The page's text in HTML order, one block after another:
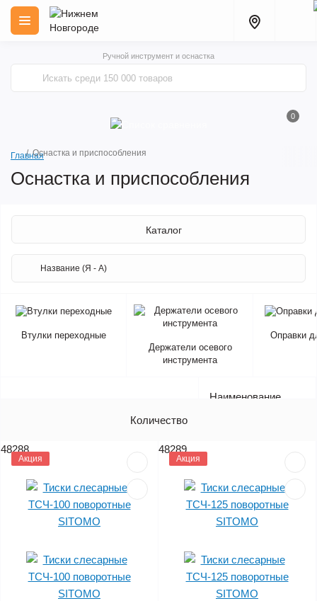
Ручной инструмент и оснастка
0
ГлавнаяОснастка и приспособления
Оснастка и приспособления
Каталог
Втулки переходные
Держатели осевого
инструмента
Оправки
Наименование
Количество
48288
Акция
48289
Акция